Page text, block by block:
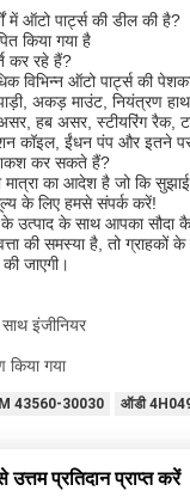
में ऑटो पार्ट्स की डील की है?
किया गया है
कर रहे हैं?
विभिन्न ऑटो पार्ट्स की
अकड़ माउंट, नियंत्रण
हब असर, स्टीयरिंग रैक,
कॉइल, ईंधन पंप और इतने
कर सकते हैं?
का आदेश है जो कि सुझाई
के लिए हमसे संपर्क करें!
उत्पाद के साथ आपका सौदा
की समस्या है, तो ग्राहकों के
जाएगी।
इंजीनियर
किया गया
43560-30030 ऑडी
उत्तम प्रतिदान प्राप्त करें